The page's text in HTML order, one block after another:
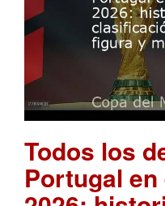
Todos los
Portugal